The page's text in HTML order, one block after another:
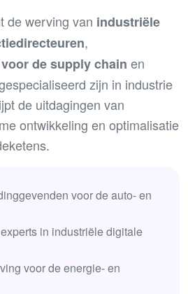
de werving van industriële
,
de supply chain en
zijn in industrie
de uitdagingen van
ontwikkeling en optimalisatie
voor de auto- en
in industriële digitale
voor de energie- en